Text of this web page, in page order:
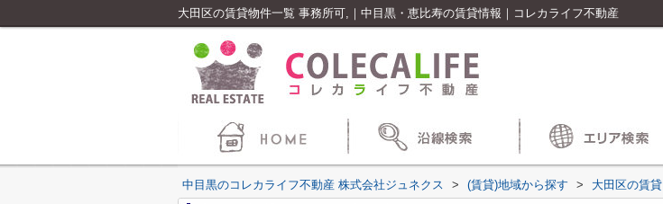
大田区の賃貸物件一覧 事務所可,｜中目黒・恵比寿の賃貸情報｜コレカライフ不動産
中目黒のコレカライフ不動産 株式会社ジュネクス > (賃貸)地域から探す > 大田区の賃貸